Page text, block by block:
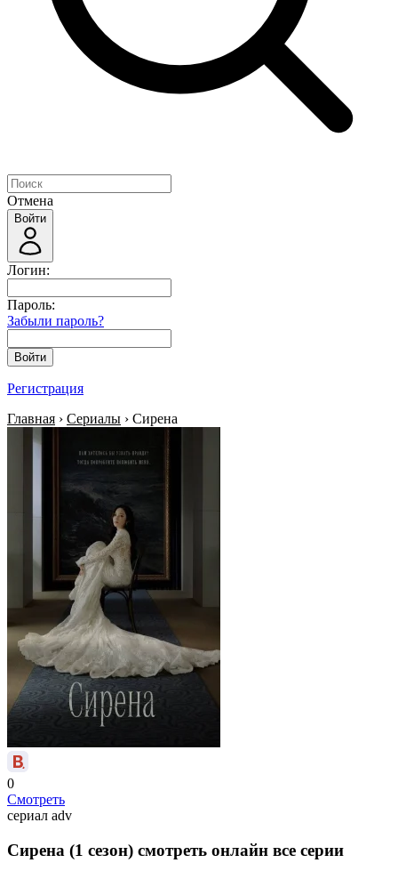
Отмена
Войти
Логин:
Пароль:
Забыли пароль?
Войти
Регистрация
Главная › Сериалы › Сирена
0
Смотреть
сериал adv
Сирена (1 сезон) смотреть онлайн все серии